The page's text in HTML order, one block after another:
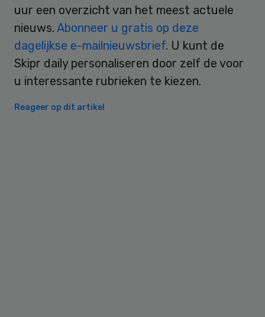
uur een overzicht van het meest actuele
nieuws. Abonneer u gratis op deze
dagelijkse e-mailnieuwsbrief. U kunt de
Skipr daily personaliseren door zelf de voor
u interessante rubrieken te kiezen.
Reageer op dit artikel